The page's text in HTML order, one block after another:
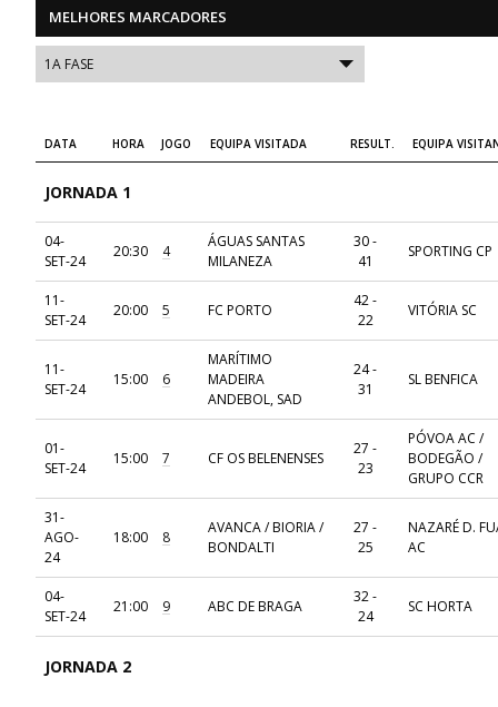
MELHORES MARCADORES
DATA HORA JOGO EQUIPA VISITADA RESULT. EQUIPA
JORNADA 1
04-
SET-24
20:30 4
ÁGUAS SANTAS
MILANEZA
30 -
41
SPORTING CP
11-
SET-24
20:00 5 FC PORTO
42 -
22
VITÓRIA SC
11-
SET-24
15:00 6
MARÍTIMO
MADEIRA
ANDEBOL, SAD
24 -
31
SL BENFICA
01-
SET-24
15:00 7 CF OS BELENENSES
27 -
23
PÓVOA AC /
BODEGÃO /
GRUPO CCR
31-
AGO-
24
18:00 8
AVANCA / BIORIA /
BONDALTI
27 -
25
NAZARÉ D.
AC
04-
SET-24
21:00 9 ABC DE BRAGA
32 -
24
SC HORTA
JORNADA 2